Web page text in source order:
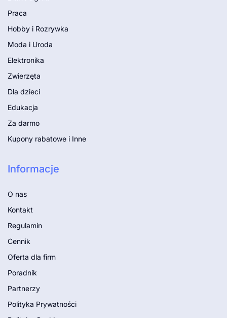
Praca
Hobby i Rozrywka
Moda i Uroda
Elektronika
Zwierzęta
Dla dzieci
Edukacja
Za darmo
Kupony rabatowe i Inne
Informacje
O nas
Kontakt
Regulamin
Cennik
Oferta dla firm
Poradnik
Partnerzy
Polityka Prywatności